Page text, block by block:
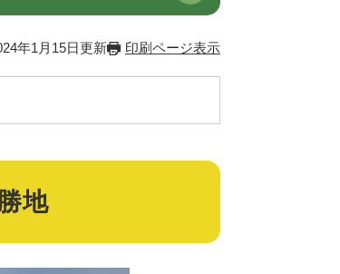
年1月15日更新 印刷ページ表示
地